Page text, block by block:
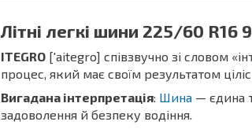
Літні легкі шини 225/60 R16
ITEGRO ['aitegro] співзвучно зі словом
процес, який має своїм результатом
Вигадана інтерпретація: Шина — єдина
задоволення й безпеку водіння.